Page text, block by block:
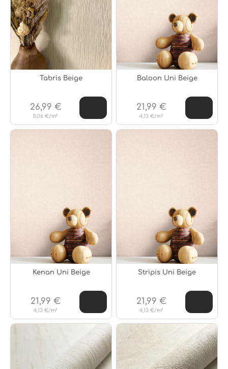
Tabris Beige
5,06 €/m²
26,99 €
Baloon Uni Beige
4,13 €/m²
21,99 €
Kenan Uni Beige
4,13 €/m²
21,99 €
Stripis Uni Beige
4,13 €/m²
21,99 €